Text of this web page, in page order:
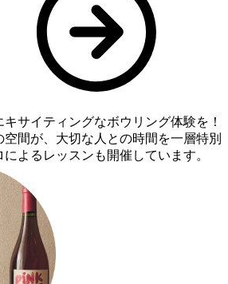
サイティングなボウリング体験を！
間が、大切な人との時間を一層特別
よるレッスンも開催しています。